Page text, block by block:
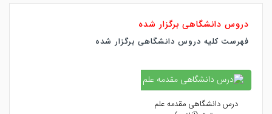
دروس دانشگاهی برگزار شده
فهرست کلیه دروس دانشگاهی برگزار شده
درس دانشگاهی مقدمه علم